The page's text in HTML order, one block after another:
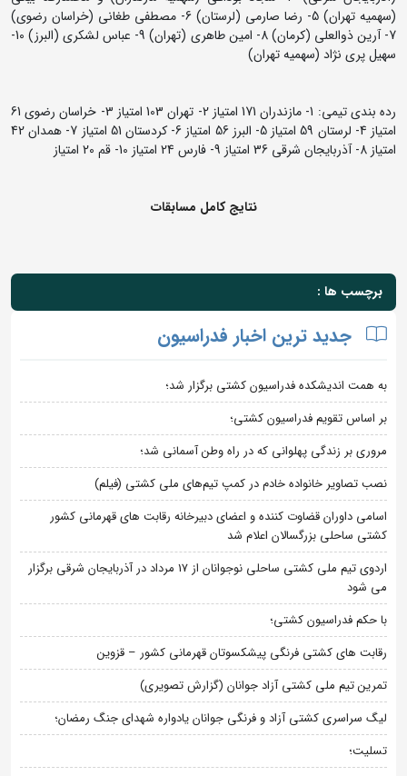
(سهمیه تهران) 5- رضا صارمی (لرستان) 6- مصطفی طغانی (خراسان رضوی)
7- آرین ذوالعلی (کرمان) 8- امین طاهری (تهران) 9- عباس لشکری (البرز) 10-
سهیل پری نژاد (سهمیه تهران)
رده بندی تیمی: 1- مازندران 171 امتیاز 2- تهران 103 امتیاز 3- خراسان رضوی 61
امتیاز 4- لرستان 59 امتیاز 5- البرز 56 امتیاز 6- کردستان 51 امتیاز 7- همدان 42
امتیاز 8- آذربایجان شرقی 36 امتیاز 9- فارس 24 امتیاز 10- قم 20 امتیاز
نتایج کامل مسابقات
برچسب ها :
جدید ترین اخبار فدراسیون
به همت اندیشکده فدراسیون کشتی برگزار شد؛
بر اساس تقویم فدراسیون کشتی؛
مروری بر زندگی پهلوانی که در راه وطن آسمانی شد؛
نصب تصاویر خانواده خادم در کمپ تیم‌های ملی کشتی (فیلم)
اسامی داوران قضاوت کننده و اعضای دبیرخانه رقابت های قهرمانی کشور
کشتی ساحلی بزرگسالان اعلام شد
اردوی تیم ملی کشتی ساحلی نوجوانان از 17 مرداد در آذربایجان شرقی برگزار
می شود
با حکم فدراسیون کشتی؛
رقابت های کشتی فرنگی پیشکسوتان قهرمانی کشور – قزوین
تمرین تیم ملی کشتی آزاد جوانان (گزارش تصویری)
لیگ سراسری کشتی آزاد و فرنگی جوانان یادواره شهدای جنگ رمضان؛
تسلیت؛